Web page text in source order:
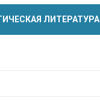
ЛИТЕРАТУРА